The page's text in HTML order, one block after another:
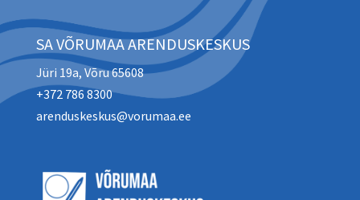
SA VÕRUMAA ARENDUSKESKUS
Jüri 19a, Võru 65608
+372 786 8300
arenduskeskus@vorumaa.ee